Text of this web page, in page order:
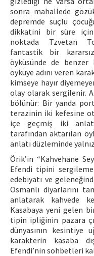
sonra mahallede
depremde suçlu
dikkatini bir süre için
noktada Tzvetan
fantastik bir
öyküsünde de benzer
öyküye adını veren
kimseye hayır
olay olarak sergilenir.
bölünür: Bir yanda
terazinin iki kefesine
içe geçmiş iki
tarafından aktarılan
anlatı düzleminde
Örik’in “Kahvehane
Efendi tipini
edebiyatı ve
Osmanlı diyarlarını
anlatarak kahvede
Kasabaya yeni gelen
tipin ipliğinin pazara
dünyasının kesintiye
karakterin kasaba
Efendi’nin sohbetleri